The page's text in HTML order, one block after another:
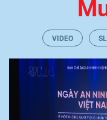
VIDEO